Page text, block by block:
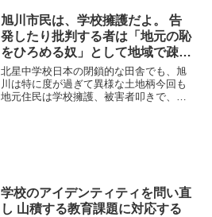
旭川市民は、学校擁護だよ。 告
発したり批判する者は「地元の恥
をひろめる奴」として地域で疎外
される。いつものパターン
北星中学校日本の閉鎖的な田舎でも、旭
川は特に度が過ぎて異様な土地柄今回も
地元住民は学校擁護、被害者叩きで、批
学校のアイデンティティを問い直
し 山積する教育課題に対応する